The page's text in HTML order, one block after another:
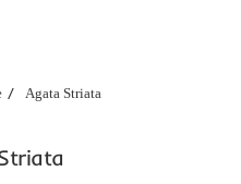
Agata Striata